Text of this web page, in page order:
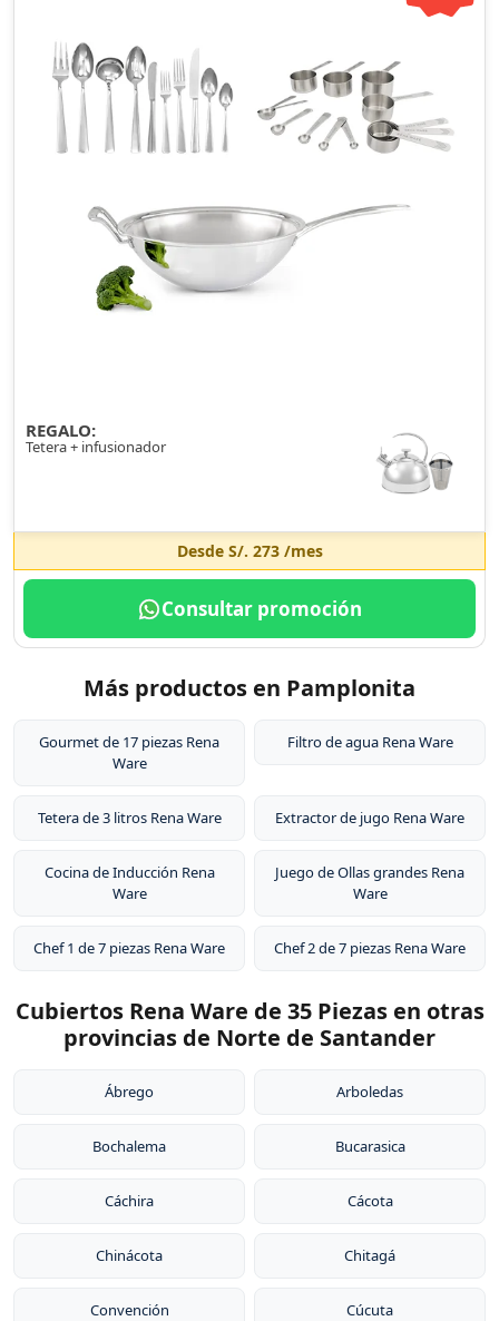
REGALO:
Tetera + infusionador
Desde S/. 273/mes
Consultar promoción
Más productos en Pamplonita
Gourmet de 17 piezas Rena
Ware
Filtro de agua Rena Ware
Tetera de 3 litros Rena Ware Extractor de jugo Rena Ware
Cocina de Inducción Rena
Ware
Juego de Ollas grandes Rena
Ware
Chef 1 de 7 piezas Rena Ware Chef 2 de 7 piezas Rena Ware
Cubiertos Rena Ware de 35 Piezas en otras
provincias de Norte de Santander
Ábrego Arboledas
Bochalema Bucarasica
Cáchira Cácota
Chinácota Chitagá
Convención Cúcuta